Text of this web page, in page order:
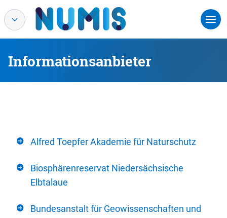
Informationsanbieter
Alfred Toepfer Akademie für Naturschutz
Biosphärenreservat Niedersächsische
Elbtalaue
Bundesanstalt für Geowissenschaften und